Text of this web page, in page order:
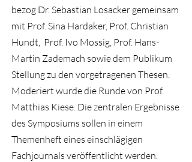
bezog Dr. Sebastian Losacker gemeinsam
mit Prof. Sina Hardaker, Prof. Christian
Hundt, Prof. Ivo Mossig, Prof. Hans-
Martin Zademach sowie dem Publikum
Stellung zu den vorgetragenen Thesen.
Moderiert wurde die Runde von Prof.
Matthias Kiese. Die zentralen Ergebnisse
des Symposiums sollen in einem
Themenheft eines einschlägigen
Fachjournals veröffentlicht werden.